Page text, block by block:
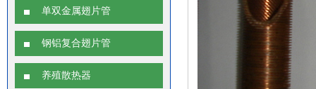
单双金属翅片管
钢铝复合翅片管
养殖散热器